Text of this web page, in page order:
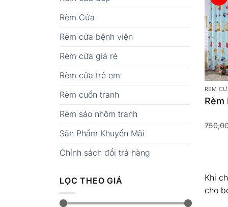
Rèm Cửa
Rèm cửa bệnh viện
Rèm cửa giá rẻ
Rèm cửa trẻ em
Rèm cuốn tranh
Rèm sáo nhôm tranh
Sản Phẩm Khuyến Mãi
Chính sách đổi trả hàng
LỌC THEO GIÁ
RÈM
Rèm
Khi
cho